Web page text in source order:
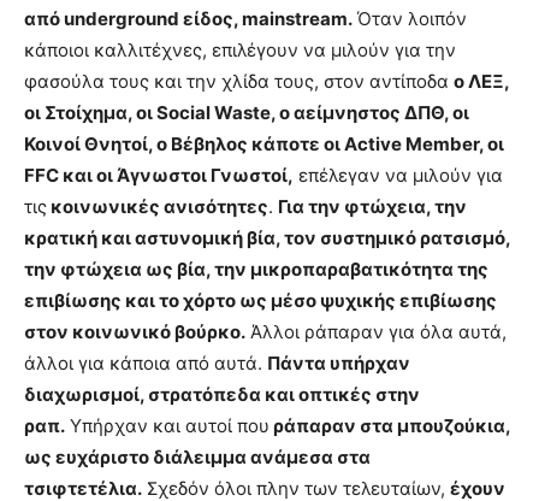
από underground είδος, mainstream. Όταν λοιπόν
κάποιοι καλλιτέχνες, επιλέγουν να μιλούν για την
φασούλα τους και την χλίδα τους, στον αντίποδα ο ΛΕΞ,
οι Στοίχημα, οι Social Waste, ο αείμνηστος ΔΠΘ, οι
Κοινοί Θνητοί, ο Βέβηλος κάποτε οι Active Member, οι
FFC και οι Άγνωστοι Γνωστοί, επέλεγαν να μιλούν για
τις κοινωνικές ανισότητες. Για την φτώχεια, την
κρατική και αστυνομική βία, τον συστημικό ρατσισμό,
την φτώχεια ως βία, την μικροπαραβατικότητα της
επιβίωσης και το χόρτο ως μέσο ψυχικής επιβίωσης
στον κοινωνικό βούρκο. Άλλοι ράπαραν για όλα αυτά,
άλλοι για κάποια από αυτά. Πάντα υπήρχαν
διαχωρισμοί, στρατόπεδα και οπτικές στην
ραπ. Υπήρχαν και αυτοί που ράπαραν στα μπουζούκια,
ως ευχάριστο διάλειμμα ανάμεσα στα
τσιφτετέλια. Σχεδόν όλοι πλην των τελευταίων, έχουν